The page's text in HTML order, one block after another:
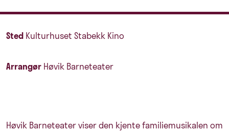
Sted Kulturhuset Stabekk Kino
Arrangør Høvik Barneteater
Høvik Barneteater viser den kjente familiemusikalen om